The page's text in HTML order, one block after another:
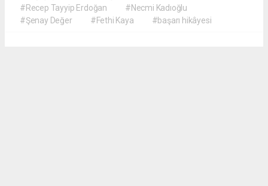
#Recep Tayyip Erdoğan
#Necmi Kadıoğlu
#Şenay Değer
#Fethi Kaya #başarı hikâyesi